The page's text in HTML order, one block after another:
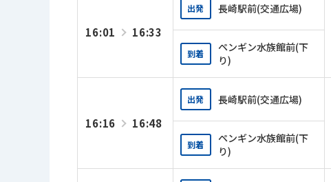
16:01 16:33
出発 長崎駅前(交通広場)
到着
ペンギン水族館前(下
り)
16:16 16:48
出発 長崎駅前(交通広場)
到着
ペンギン水族館前(下
り)